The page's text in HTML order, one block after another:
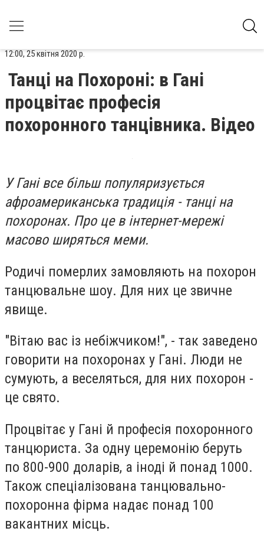
12:00, 25 квітня 2020 р.
Танці на Похороні: в Гані
процвітає професія
похоронного танцівника. Відео
У Гані все більш популяризується
афроамериканська традиція - танці на
похоронах. Про це в інтернет-мережі
масово ширяться меми.
Родичі померлих замовляють на похорон
танцювальне шоу. Для них це звичне
явище.
"Вітаю вас із небіжчиком!", - так заведено
говорити на похоронах у Гані. Люди не
сумують, а веселяться, для них похорон -
це свято.
Процвітає у Гані й професія похоронного
танцюриста. За одну церемонію беруть
по 800-900 доларів, а іноді й понад 1000.
Також спеціалізована танцювально-
похоронна фірма надає понад 100
вакантних місць.